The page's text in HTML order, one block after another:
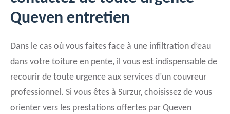
Queven entretien
Dans le cas où vous faites face à une infiltration d’eau
dans votre toiture en pente, il vous est indispensable de
recourir de toute urgence aux services d’un couvreur
professionnel. Si vous êtes à Surzur, choisissez de vous
orienter vers les prestations offertes par Queven